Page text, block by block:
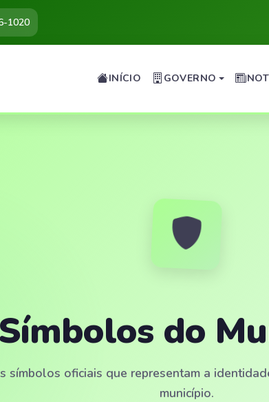
1020
INÍCIO GOVERNO
Símbolos do
símbolos oficiais que representam a
município.